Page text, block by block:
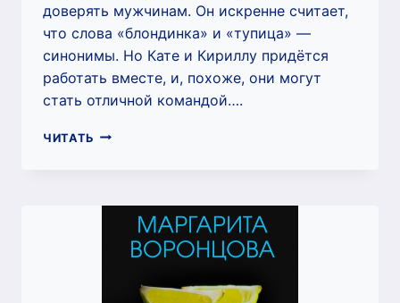
доверять мужчинам. Он искренне считает,
что слова «блондинка» и «тупица» —
синонимы. Но Кате и Кириллу придётся
работать вместе, и, похоже, они могут
стать отличной командой….
ЧИТАТЬ САМЫЙ